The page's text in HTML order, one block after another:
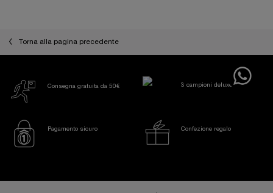
Torna alla pagina precedente
Consegna gratuita da 50€ 3 campioni deluxe
Pagamento sicuro Confezione regalo